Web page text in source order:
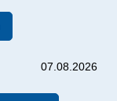
07.08.2026